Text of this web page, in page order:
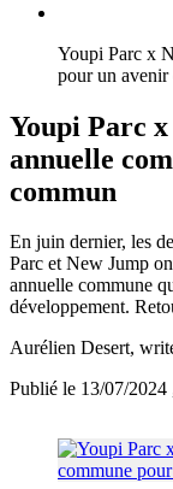
Youpi Parc x
pour un avenir
Youpi Parc
annuelle
commun
En juin dernier, les
Parc et New Jump
annuelle commune
développement.
Aurélien Desert,
Publié le 13/07/2024